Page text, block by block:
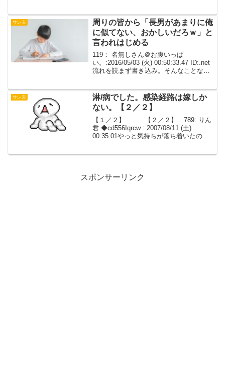
大人のお風ｲ谷さんで...
サレ夫
周りの皆から「長男があまりに俺
に似てない、おかしいだろｗ」と
言われはじめる
119： 名無しさん＠お腹いっぱ
い。:2016/05/03 (火) 00:50:33.47 ID:.net
流れを読まず書き込み。そんなことない
120： 名無しさん＠お...
サレ夫
淋/病でした。感染経路は嫁しか
ない。【２／２】
【１／２】 【２／２】 789: りん
君 ◆cd556Iqrcw : 2007/08/11 (土)
00:35:01やっと気持ちが落ち着いたの
スポンサーリンク